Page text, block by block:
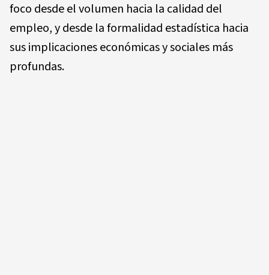
foco desde el volumen hacia la calidad del
empleo, y desde la formalidad estadística hacia
sus implicaciones económicas y sociales más
profundas.